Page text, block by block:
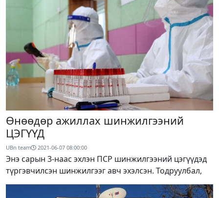
Өнөөдөр ажиллах шинжилгээний
ЦЭГҮҮД
UBn team 2021-06-07 08:00:00
Энэ сарын 3-наас эхлэн ПСР шинжилгээний цэгүүдэд
түргэвчилсэн шинжилгээг авч эхэлсэн. Тодруулбал,